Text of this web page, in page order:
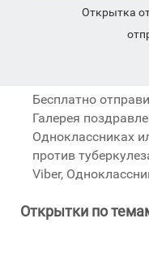
Открытка
Бесплатно
Галерея
Одноклассниках
против
Viber,
Открытки по